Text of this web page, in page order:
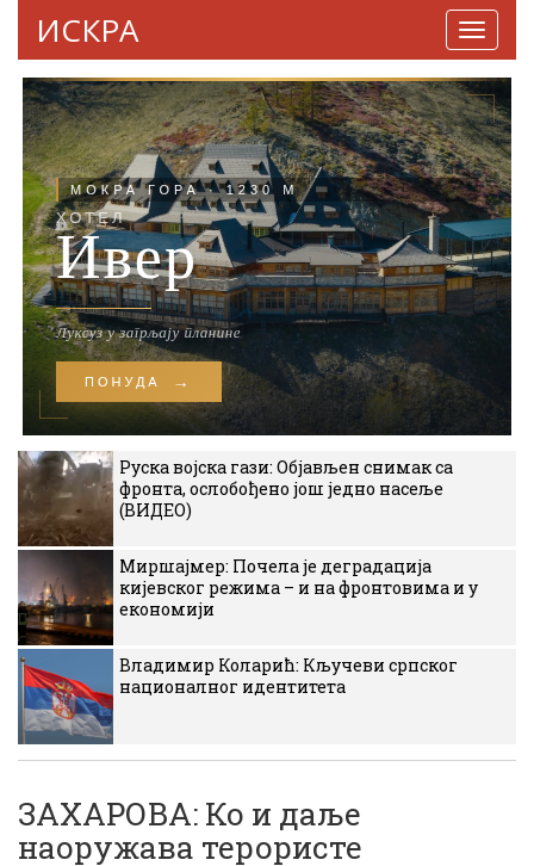
ИСКРА
Руска војска гази: Објављен снимак са
фронта, ослобођено још једно насеље
(ВИДЕО)
Миршајмер: Почела је деградација
кијевског режима – и на фронтовима и у
економији
Владимир Коларић: Кључеви српског
националног идентитета
ЗАХАРОВА: Ко и даље
наоружава терористе